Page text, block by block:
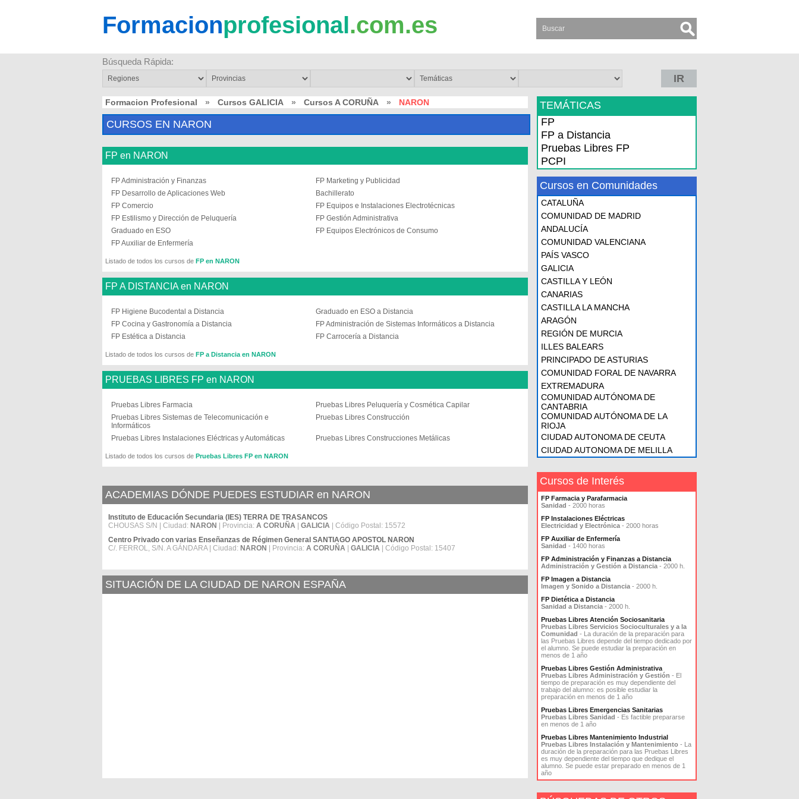
Formacionprofesional.com.es
Búsqueda Rápida:
IR
Formacion Profesional » Cursos GALICIA » Cursos A CORUÑA » NARON
CURSOS EN NARON
FP en NARON
FP Administración y Finanzas
FP Marketing y Publicidad
FP Desarrollo de Aplicaciones Web
Bachillerato
FP Comercio
FP Equipos e Instalaciones Electrotécnicas
FP Estilismo y Dirección de Peluquería
FP Gestión Administrativa
Graduado en ESO
FP Equipos Electrónicos de Consumo
FP Auxiliar de Enfermería
Listado de todos los cursos de FP en NARON
FP A DISTANCIA en NARON
FP Higiene Bucodental a Distancia
Graduado en ESO a Distancia
FP Cocina y Gastronomía a Distancia
FP Administración de Sistemas Informáticos a Distancia
FP Estética a Distancia
FP Carrocería a Distancia
Listado de todos los cursos de FP a Distancia en NARON
PRUEBAS LIBRES FP en NARON
Pruebas Libres Farmacia
Pruebas Libres Peluquería y Cosmética Capilar
Pruebas Libres Sistemas de Telecomunicación e
Informáticos
Pruebas Libres Construcción
Pruebas Libres Instalaciones Eléctricas y Automáticas Pruebas Libres Construcciones Metálicas
Listado de todos los cursos de Pruebas Libres FP en NARON
ACADEMIAS DÓNDE PUEDES ESTUDIAR en NARON
Instituto de Educación Secundaria (IES) TERRA DE TRASANCOS
CHOUSAS S/N | Ciudad: NARON | Provincia: A CORUÑA GALICIA | Código Postal: 15572
Centro Privado con varias Enseñanzas de Régimen General SANTIAGO APOSTOL NARON
C/. FERROL, S/N. A GÁNDARA | Ciudad: NARON | Provincia: A CORUÑA GALICIA | Código Postal: 15407
SITUACIÓN DE LA CIUDAD DE NARON ESPAÑA
TEMÁTICAS
FP
FP a Distancia
Pruebas Libres FP
PCPI
Cursos en Comunidades
CATALUÑA
COMUNIDAD DE MADRID
ANDALUCÍA
COMUNIDAD VALENCIANA
PAÍS VASCO
GALICIA
CASTILLA Y LEÓN
CANARIAS
CASTILLA LA MANCHA
ARAGÓN
REGIÓN DE MURCIA
ILLES BALEARS
PRINCIPADO DE ASTURIAS
COMUNIDAD FORAL DE NAVARRA
EXTREMADURA
COMUNIDAD AUTÓNOMA DE
CANTABRIA
COMUNIDAD AUTÓNOMA DE LA
RIOJA
CIUDAD AUTONOMA DE CEUTA
CIUDAD AUTONOMA DE MELILLA
Cursos de Interés
FP Farmacia y Parafarmacia
Sanidad - 2000 horas
FP Instalaciones Eléctricas
Electricidad y Electrónica - 2000 horas
FP Auxiliar de Enfermería
Sanidad - 1400 horas
FP Administración y Finanzas a Distancia
Administración y Gestión a Distancia - 2000 h.
FP Imagen a Distancia
Imagen y Sonido a Distancia - 2000 h.
FP Dietética a Distancia
Sanidad a Distancia - 2000 h.
Pruebas Libres Atención Sociosanitaria
Pruebas Libres Servicios Socioculturales y a la
Comunidad - La duración de la preparación para
las Pruebas Libres depende del tiempo dedicado por
el alumno. Se puede estudiar la preparación en
menos de 1 año
Pruebas Libres Gestión Administrativa
Pruebas Libres Administración y Gestión - El
tiempo de preparación es muy dependiente del
trabajo del alumno: es posible estudiar la
preparación en menos de 1 año
Pruebas Libres Emergencias Sanitarias
Pruebas Libres Sanidad - Es factible prepararse
en menos de 1 año
Pruebas Libres Mantenimiento Industrial
Pruebas Libres Instalación y Mantenimiento - La
duración de la preparación para las Pruebas Libres
es muy dependiente del tiempo que dedique el
alumno. Se puede estar preparado en menos de 1
año